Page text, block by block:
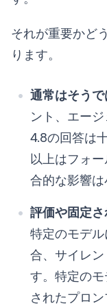
それが重要かど
ります。
通常はそうで
ント、エー
4.8の回答は
以上はフォ
合的な影響は
評価や固定さ
特定のモデ
合、サイレ
す。特定の
されたプロ